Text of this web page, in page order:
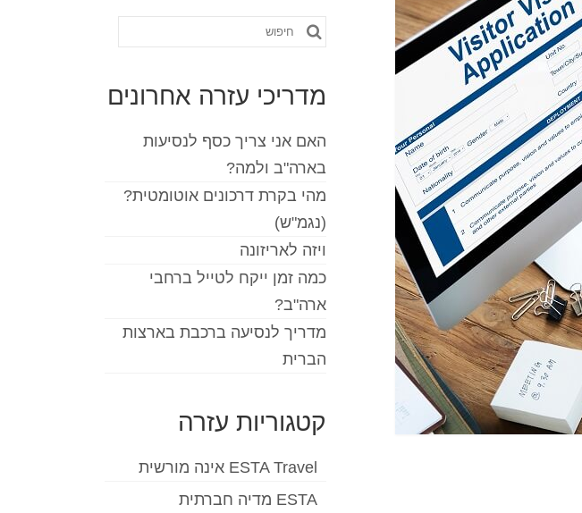
חפש
מדריכי עזרה אחרונים
האם אני צריך כסף לנסיעות
בארה"ב ולמה?
מהי בקרת דרכונים אוטומטית?
(נגמ"ש)
ויזה לאריזונה
כמה זמן ייקח לטייל ברחבי
ארה"ב?
מדריך לנסיעה ברכבת בארצות
הברית
קטגוריות עזרה
ESTA Travel אינה מורשית
ESTA מדיה חברתית